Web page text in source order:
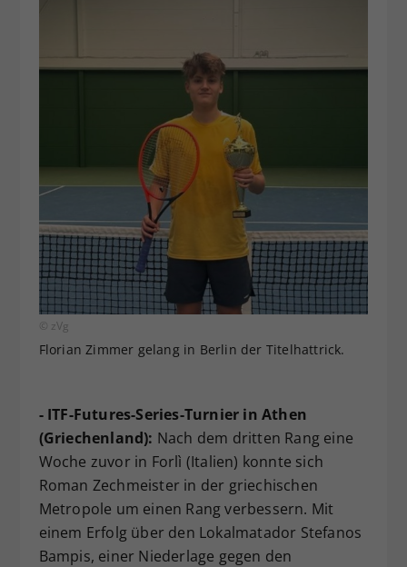
© zVg
Florian Zimmer gelang in Berlin der Titelhattrick.
- ITF-Futures-Series-Turnier in Athen
(Griechenland): Nach dem dritten Rang eine
Woche zuvor in Forlì (Italien) konnte sich
Roman Zechmeister in der griechischen
Metropole um einen Rang verbessern. Mit
einem Erfolg über den Lokalmatador Stefanos
Bampis, einer Niederlage gegen den